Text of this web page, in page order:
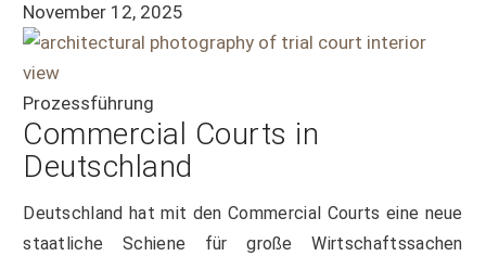
November 12, 2025
Prozessführung
Commercial Courts in
Deutschland
Deutschland hat mit den Commercial Courts eine neue
staatliche Schiene für große Wirtschaftssachen